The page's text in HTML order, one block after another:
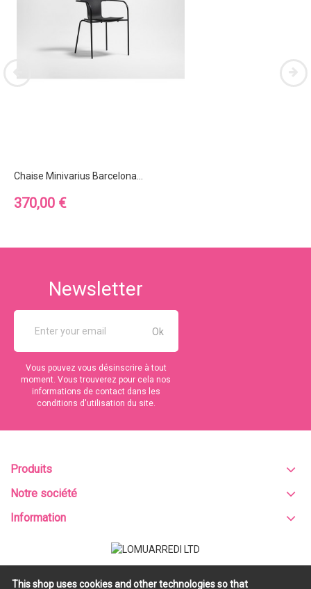
Chaise Minivarius Barcelona...
Prix
370,00 €
Newsletter
Vous pouvez vous désinscrire à tout
moment. Vous trouverez pour cela nos
informations de contact dans les
conditions d'utilisation du site.
Produits
Notre société
Information
This shop uses cookies and other technologies so that